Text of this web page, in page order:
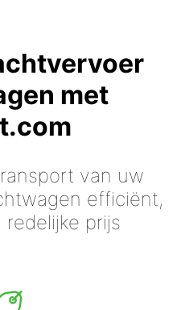
met
van uw
efficiënt,
prijs